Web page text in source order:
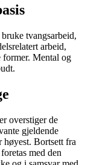
tvangsarbeid,
arbeid,
former. Mental og
overstiger de
gjeldende
høyest. Bortsett fra
med den